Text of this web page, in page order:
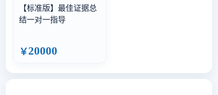
【标准版】最佳证据总
结一对一指导
￥20000